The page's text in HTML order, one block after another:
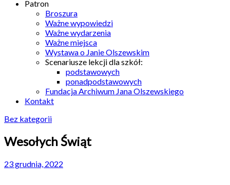
Patron
Broszura
Ważne wypowiedzi
Ważne wydarzenia
Ważne miejsca
Wystawa o Janie Olszewskim
Scenariusze lekcji dla szkół:
podstawowych
ponadpodstawowych
Fundacja Archiwum Jana Olszewskiego
Kontakt
Bez kategorii
Wesołych Świąt
23 grudnia, 2022